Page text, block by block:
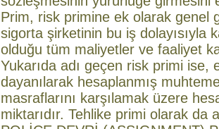
Prim, risk primine ek olarak genel
sigorta şirketinin bu iş dolayısıyla
olduğu tüm maliyetler ve faaliyet
Yukarıda adı geçen risk primi ise,
dayanılarak hesaplanmış
masraflarını karşılamak üzere
miktarıdır. Tehlike primi olarak da